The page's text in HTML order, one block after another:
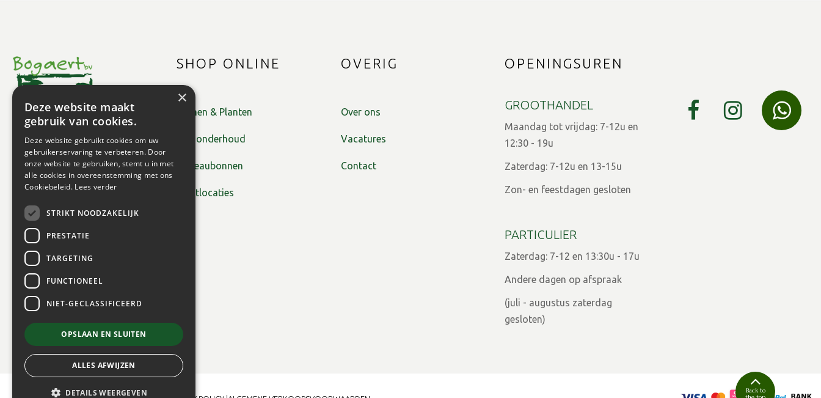
SHOP ONLINE
Bomen & Planten
Tuinonderhoud
Cadeaubonnen
Plantlocaties
OVERIG
Over ons
Vacatures
Contact
OPENINGSUREN
GROOTHANDEL
Maandag tot vrijdag: 7-12u en
12:30 - 19u
Zaterdag: 7-12u en 13-15u
Zon- en feestdagen gesloten
PARTICULIER
Zaterdag: 7-12 en 13:30u - 17u
Andere dagen op afspraak
(juli - augustus zaterdag
gesloten)
Back to
×
Deze website maakt
gebruik van cookies.
Deze website gebruikt cookies om uw
gebruikerservaring te verbeteren. Door
onze website te gebruiken, stemt u in met
alle cookies in overeenstemming met ons
Cookiebeleid. Lees verder
STRIKT NOODZAKELIJK
PRESTATIE
TARGETING
FUNCTIONEEL
NIET-GECLASSIFICEERD
OPSLAAN EN SLUITEN
ALLES AFWIJZEN
DETAILS WEERGEVEN